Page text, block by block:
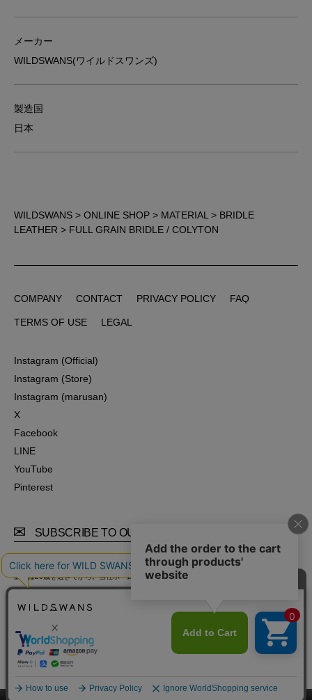
メーカー
WILDSWANS(ワイルドスワンズ)
製造国
日本
WILDSWANS > ONLINE SHOP > MATERIAL> BRIDLE
LEATHER > FULL GRAIN BRIDLE / COLYTON
COMPANY
CONTACT
PRIVACY POLICY
FAQ
TERMS OF USE
LEGAL
Instagram (Official)
Instagram (Store)
Instagram (marusan)
X
Facebook
LINE
YouTube
Pinterest
SUBSCRIBE TO OUR MAIL MAGAZINE
飲酒は20歳を過ぎてから。当社ホームページでは20歳未満の方への酒類の販売は行ってお
りません。
飲酒運転は法律で禁止されています。妊娠中や授乳時の飲酒は、胎児乳児に悪影響を与え
© WILDSWANS ALL RIGHTS RESERVED.
このページをPC用に切り替え